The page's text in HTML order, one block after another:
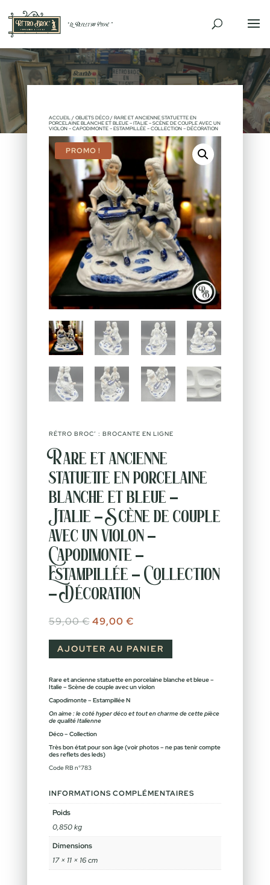
ACCUEIL/ OBJETS DÉCO/ RARE ET ANCIENNE STATUETTE EN
PORCELAINE BLANCHE ET BLEUE – ITALIE – SCÈNE DE COUPLE AVEC UN
VIOLON – CAPODIMONTE – ESTAMPILLÉE – COLLECTION – DÉCORATION
PROMO !
RÉTRO BROC’ : BROCANTE EN LIGNE
Rare et ancienne
statuette en porcelaine
blanche et bleue –
Italie – Scène de couple
avec un violon –
Capodimonte –
Estampillée – Collection
– Décoration
59,00€ Le prix initial était : 59,00 €.
49,00 €
AJOUTER AU PANIER
Rare et ancienne statuette en porcelaine blanche et bleue –
Italie – Scène de couple avec un violon
Capodimonte – EstampilléeN
On aime : le coté hyper déco et tout en charme de cette pièce
de qualité Italienne
Déco – Collection
Très bon état pour son âge (voir photos – ne pas tenir compte
des reflets des leds)
Code RB n°783
INFORMATIONS COMPLÉMENTAIRES
Poids
0,850 kg
Dimensions
17 × 11 × 16 cm